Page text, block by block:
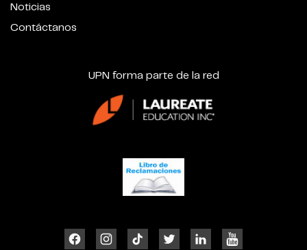
Noticias
Contáctanos
UPN forma parte de la red